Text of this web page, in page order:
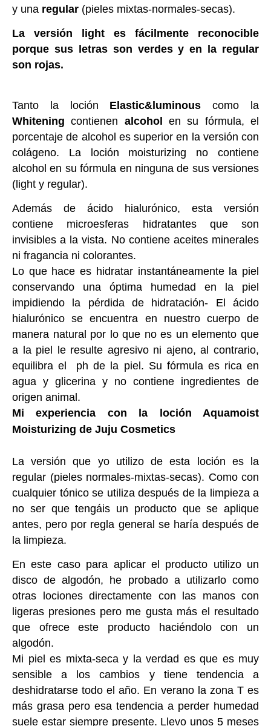
y una regular (pieles mixtas-normales-secas).
La versión light es fácilmente reconocible
porque sus letras son verdes y en la regular
son rojas.
Tanto la loción Elastic&luminous como la
Whitening contienen alcohol en su fórmula, el
porcentaje de alcohol es superior en la versión con
colágeno. La loción moisturizing no contiene
alcohol en su fórmula en ninguna de sus versiones
(light y regular).
Además de ácido hialurónico, esta versión
contiene microesferas hidratantes que son
invisibles a la vista. No contiene aceites minerales
ni fragancia ni colorantes.
Lo que hace es hidratar instantáneamente la piel
conservando una óptima humedad en la piel
impidiendo la pérdida de hidratación- El ácido
hialurónico se encuentra en nuestro cuerpo de
manera natural por lo que no es un elemento que
a la piel le resulte agresivo ni ajeno, al contrario,
equilibra el ph de la piel. Su fórmula es rica en
agua y glicerina y no contiene ingredientes de
origen animal.
Mi experiencia con la loción Aquamoist
Moisturizing de Juju Cosmetics
La versión que yo utilizo de esta loción es la
regular (pieles normales-mixtas-secas). Como con
cualquier tónico se utiliza después de la limpieza a
no ser que tengáis un producto que se aplique
antes, pero por regla general se haría después de
la limpieza.
En este caso para aplicar el producto utilizo un
disco de algodón, he probado a utilizarlo como
otras lociones directamente con las manos con
ligeras presiones pero me gusta más el resultado
que ofrece este producto haciéndolo con un
algodón.
Mi piel es mixta-seca y la verdad es que es muy
sensible a los cambios y tiene tendencia a
deshidratarse todo el año. En verano la zona T es
más grasa pero esa tendencia a perder humedad
suele estar siempre presente. Llevo unos 5 meses